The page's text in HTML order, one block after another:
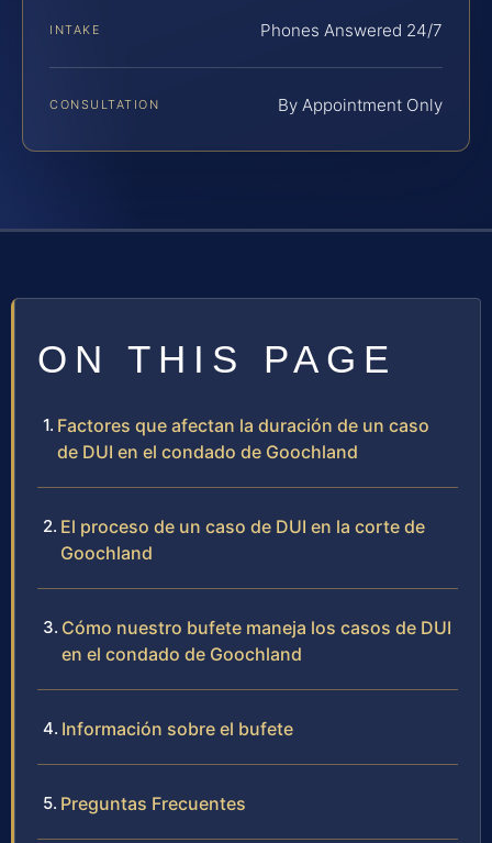
INTAKE Phones Answered 24/7
CONSULTATION By Appointment Only
ON THIS PAGE
Factores que afectan la duración de un caso
de DUI en el condado de Goochland
El proceso de un caso de DUI en la corte de
Goochland
Cómo nuestro bufete maneja los casos de DUI
en el condado de Goochland
Información sobre el bufete
Preguntas Frecuentes